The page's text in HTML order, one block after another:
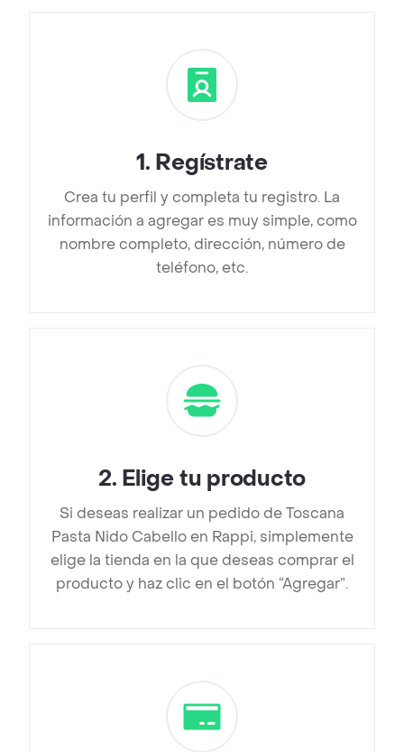
1. Regístrate
Crea tu perfil y completa tu registro. La
información a agregar es muy simple, como
nombre completo, dirección, número de
teléfono, etc.
2. Elige tu producto
Si deseas realizar un pedido de Toscana
Pasta Nido Cabello en Rappi, simplemente
elige la tienda en la que deseas comprar el
producto y haz clic en el botón “Agregar”.